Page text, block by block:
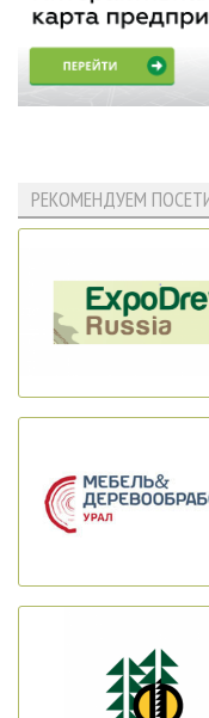
РЕКОМЕНДУЕМ